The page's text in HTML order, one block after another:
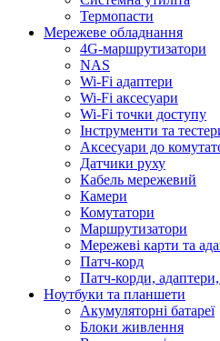
Термопасти
Мережеве обладнання
4G-маршрутизатори
NAS
Wi-Fi адаптери
Wi-Fi аксесуари
Wi-Fi точки доступу
Інструменти та
Аксесуари до
Датчики руху
Кабель мережевий
Камери
Комутатори
Маршрутизатори
Мережеві карти та
Патч-корд
Патч-корди, адаптери,
Ноутбуки та планшети
Акумуляторні батареї
Блоки живлення